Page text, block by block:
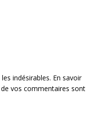
indésirables. En savoir
vos commentaires sont